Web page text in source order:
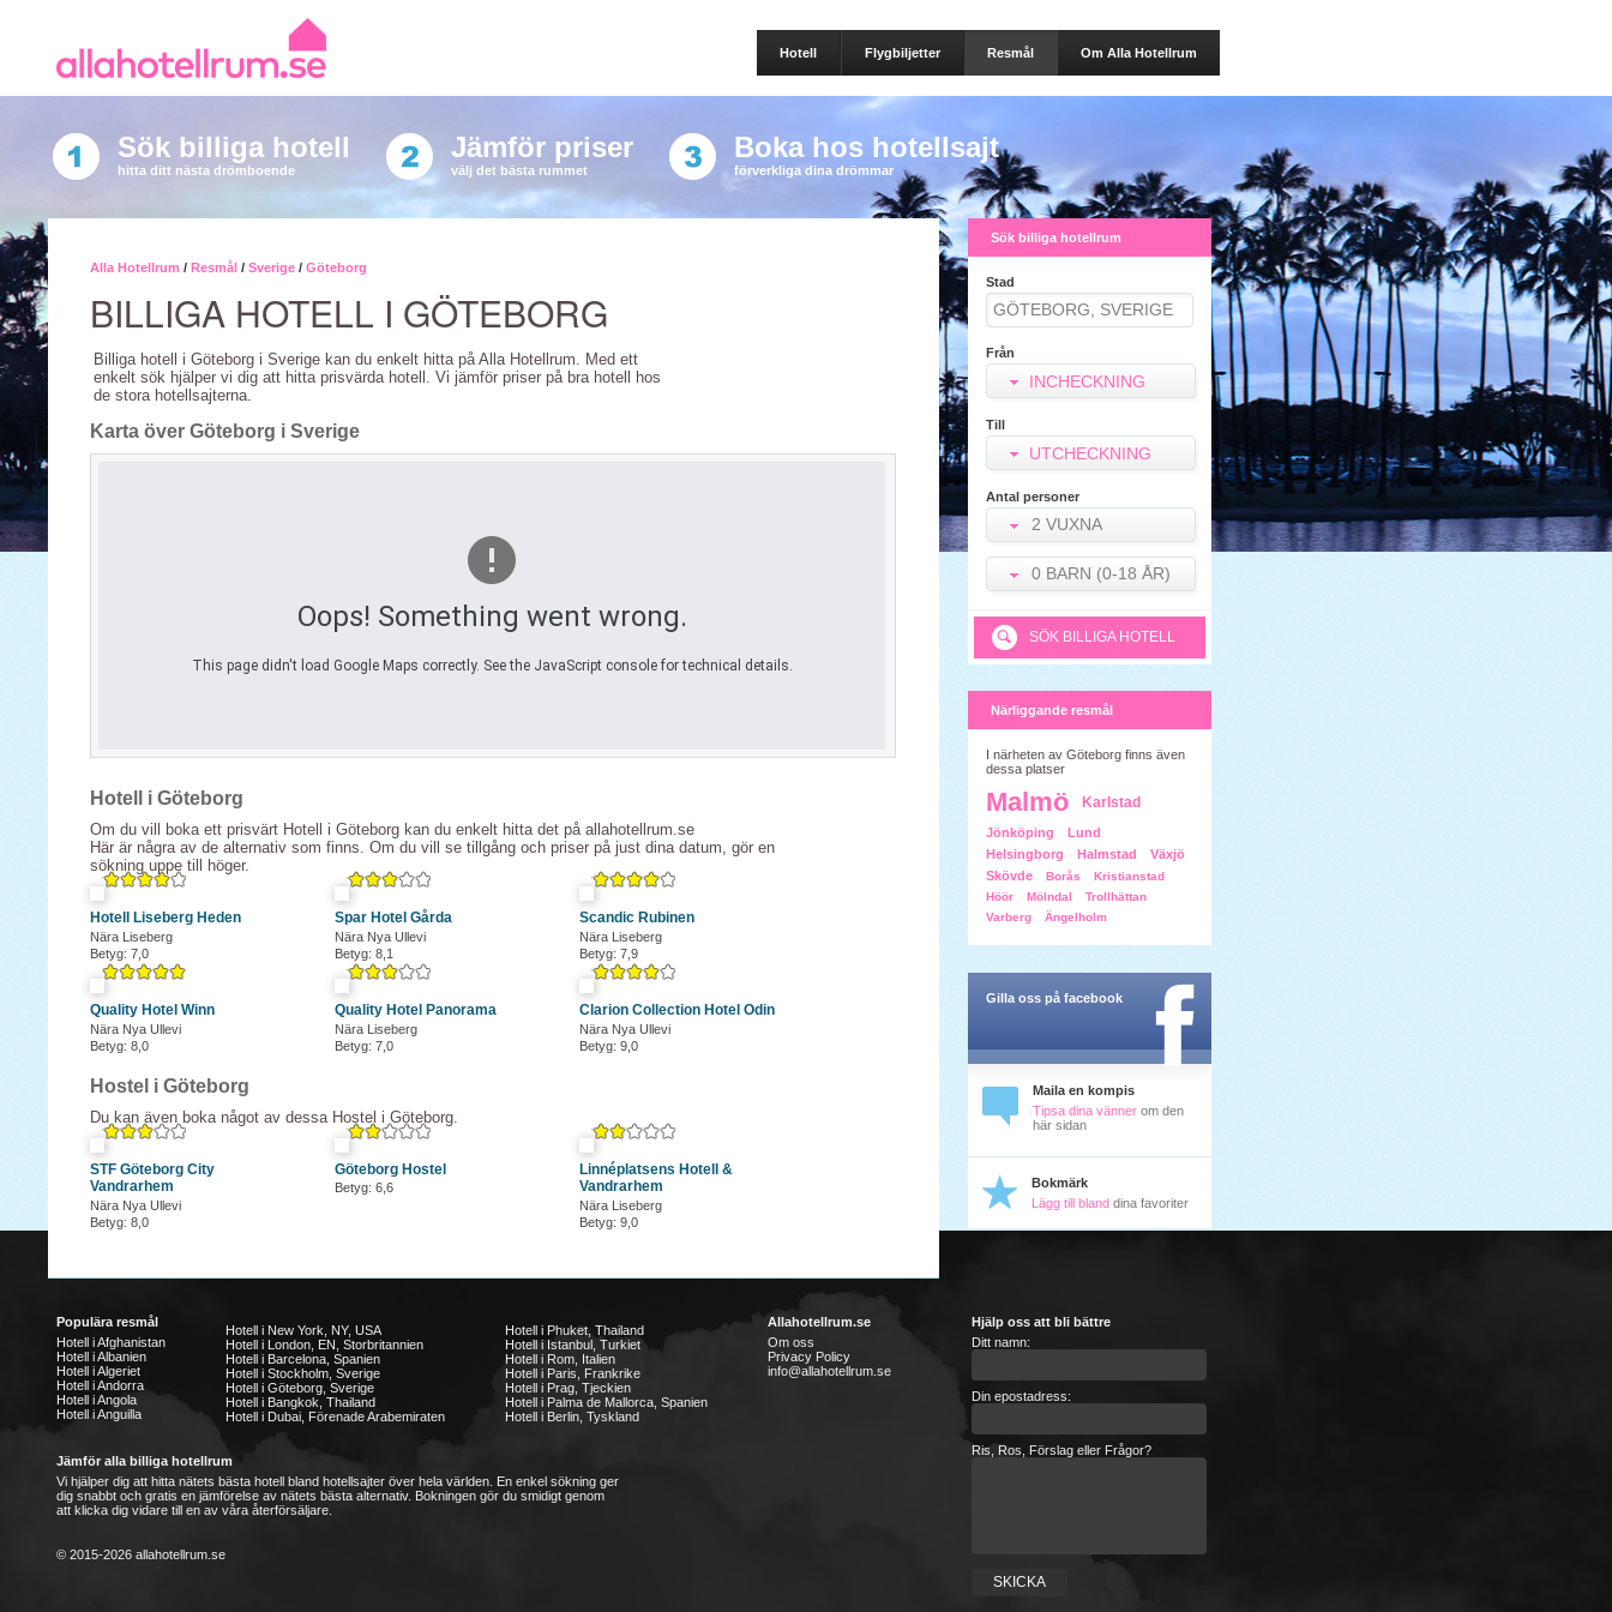
Hotell Flygbiljetter Resmål Om Alla Hotellrum
Sök billiga hotell
hitta ditt nästa drömboende
Jämför priser
välj det bästa rummet
Boka hos hotellsajt
förverkliga dina drömmar
Alla Hotellrum / Resmål / Sverige / Göteborg
BILLIGA HOTELL I GÖTEBORG
Billiga hotell i Göteborg i Sverige kan du enkelt hitta på Alla Hotellrum. Med ett
enkelt sök hjälper vi dig att hitta prisvärda hotell. Vi jämför priser på bra hotell hos
de stora hotellsajterna.
Karta över Göteborg i Sverige
Hotell i Göteborg
Om du vill boka ett prisvärt Hotell i Göteborg kan du enkelt hitta det på allahotellrum.se
Här är några av de alternativ som finns. Om du vill se tillgång och priser på just dina datum, gör en
sökning uppe till höger.
Hotell Liseberg Heden
Nära Liseberg
Betyg: 7,0
Spar Hotel Gårda
Nära Nya Ullevi
Betyg: 8,1
Scandic Rubinen
Nära Liseberg
Betyg: 7,9
Quality Hotel Winn
Nära Nya Ullevi
Betyg: 8,0
Quality Hotel Panorama
Nära Liseberg
Betyg: 7,0
Clarion Collection Hotel Odin
Nära Nya Ullevi
Betyg: 9,0
Hostel i Göteborg
Du kan även boka något av dessa Hostel i Göteborg.
STF Göteborg City
Vandrarhem
Nära Nya Ullevi
Betyg: 8,0
Göteborg Hostel
Betyg: 6,6
Linnéplatsens Hotell &
Vandrarhem
Nära Liseberg
Betyg: 9,0
Sök billiga hotellrum
Stad
Från
INCHECKNING
Till
UTCHECKNING
Antal personer
2 VUXNA
0 BARN (0-18 ÅR)
SÖK BILLIGA HOTELL
Närliggande resmål
I närheten av Göteborg finns även
dessa platser
Malmö Karlstad
Jönköping
Lund
Helsingborg
Halmstad
Växjö
Skövde
Borås
Kristianstad
Höör
Mölndal
Trollhättan
Varberg
Ängelholm
Gilla oss på facebook
Maila en kompis
Tipsa dina vänner om den
här sidan
Bokmärk
Lägg till bland dina favoriter
Populära resmål
Hotell i Afghanistan
Hotell i Albanien
Hotell i Algeriet
Hotell i Andorra
Hotell i Angola
Hotell i Anguilla
Hotell i New York, NY, USA
Hotell i London, EN, Storbritannien
Hotell i Barcelona, Spanien
Hotell i Stockholm, Sverige
Hotell i Göteborg, Sverige
Hotell i Bangkok, Thailand
Hotell i Dubai, Förenade Arabemiraten
Hotell i Phuket, Thailand
Hotell i Istanbul, Turkiet
Hotell i Rom, Italien
Hotell i Paris, Frankrike
Hotell i Prag, Tjeckien
Hotell i Palma de Mallorca, Spanien
Hotell i Berlin, Tyskland
Allahotellrum.se
Om oss
Privacy Policy
info@allahotellrum.se
Jämför alla billiga hotellrum
Vi hjälper dig att hitta nätets bästa hotell bland hotellsajter över hela världen. En enkel sökning ger
dig snabbt och gratis en jämförelse av nätets bästa alternativ. Bokningen gör du smidigt genom
att klicka dig vidare till en av våra återförsäljare.
© 2015-2026 allahotellrum.se
Hjälp oss att bli bättre
Ditt namn:
Din epostadress:
Ris, Ros, Förslag eller Frågor?
SKICKA